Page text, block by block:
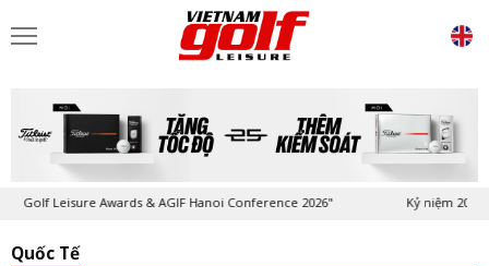
Leisure Awards & AGIF Hanoi Conference 2026" Kỷ niệm 20 năm
Quốc Tế